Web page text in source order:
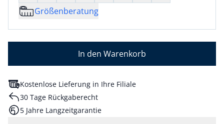
Größenberatung
In den Warenkorb
Kostenlose Lieferung in Ihre Filiale
30 Tage Rückgaberecht
5 Jahre Langzeitgarantie